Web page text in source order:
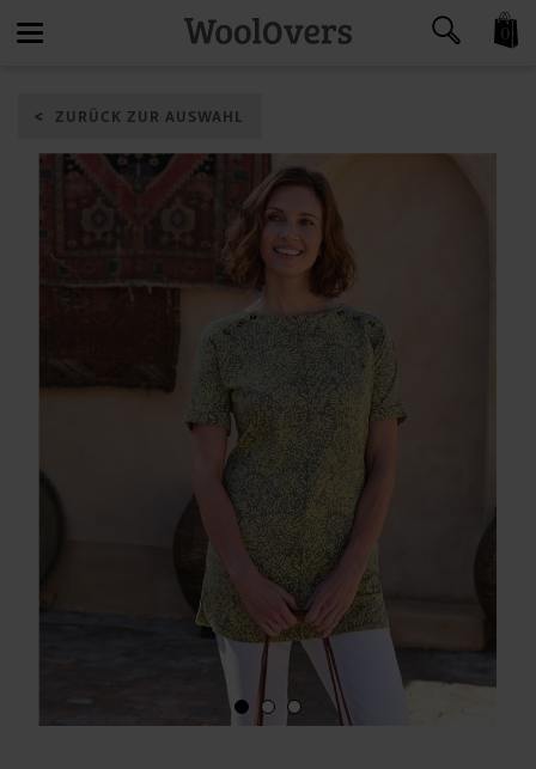
navigation
ZURÜCK ZUR AUSWAHL